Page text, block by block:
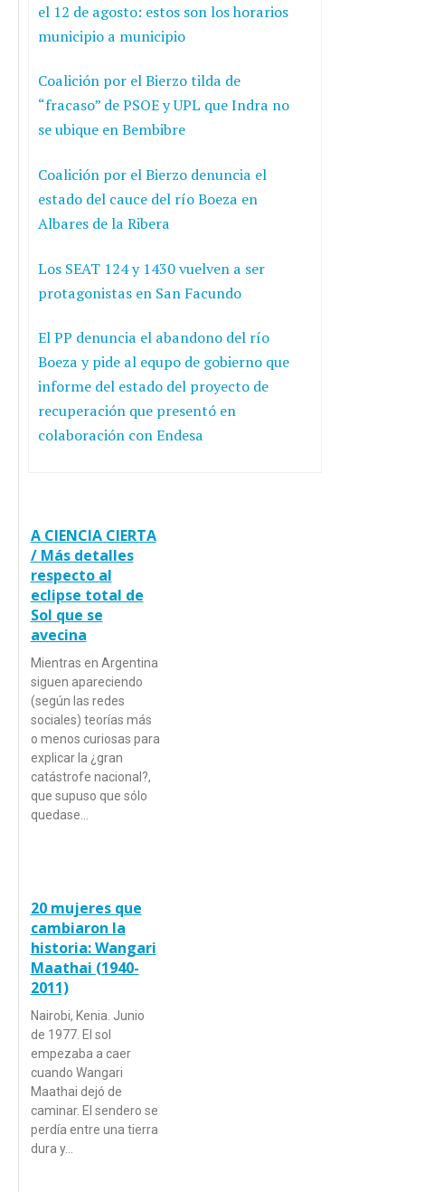
el 12 de agosto: estos son los horarios
municipio a municipio
Coalición por el Bierzo tilda de
“fracaso” de PSOE y UPL que Indra no
se ubique en Bembibre
Coalición por el Bierzo denuncia el
estado del cauce del río Boeza en
Albares de la Ribera
Los SEAT 124 y 1430 vuelven a ser
protagonistas en San Facundo
El PP denuncia el abandono del río
Boeza y pide al equpo de gobierno que
informe del estado del proyecto de
recuperación que presentó en
colaboración con Endesa
A CIENCIA CIERTA
/ Más detalles
respecto al
eclipse total de
Sol que se
avecina
Mientras en Argentina
siguen apareciendo
(según las redes
sociales) teorías más
o menos curiosas para
explicar la ¿gran
catástrofe nacional?,
que supuso que sólo
quedase…
20 mujeres que
cambiaron la
historia: Wangari
Maathai (1940-
2011)
Nairobi, Kenia. Junio
de 1977. El sol
empezaba a caer
cuando Wangari
Maathai dejó de
caminar. El sendero se
perdía entre una tierra
dura y…